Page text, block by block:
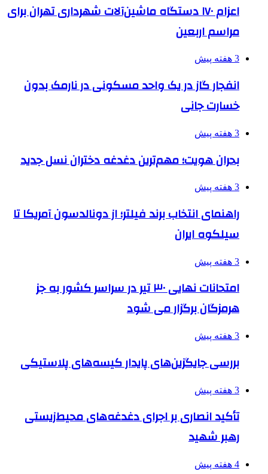
اعزام ۱۷۰ دستگاه ماشین‌آلات شهرداری تهران برای
مراسم اربعین
3 هفته پیش
انفجار گاز در یک واحد مسکونی در نارمک بدون
خسارت جانی
3 هفته پیش
بحران هویت؛ مهم‌ترین دغدغه دختران نسل جدید
3 هفته پیش
راهنمای انتخاب برند فیلتر؛ از دونالدسون آمریکا تا
سیلکوه ایران
3 هفته پیش
امتحانات نهایی ۳۰ تیر در سراسر کشور به جز
هرمزگان برگزار می شود
3 هفته پیش
بررسی جایگزین‌های پایدار کیسه‌های پلاستیکی
3 هفته پیش
تأکید انصاری بر اجرای دغدغه‌های محیط‌زیستی
رهبر شهید
4 هفته پیش